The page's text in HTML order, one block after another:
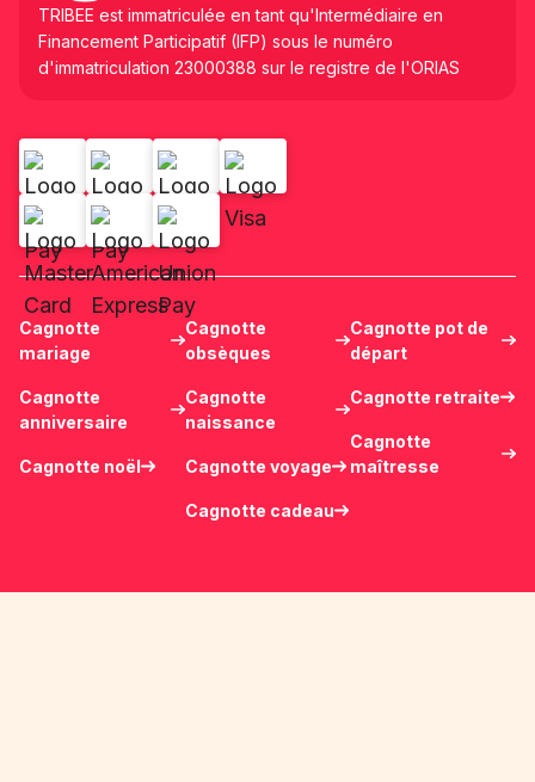
TRIBEE est immatriculée en tant qu'Intermédiaire en
Financement Participatif (IFP) sous le numéro
d'immatriculation 23000388 sur le registre de l'ORIAS
Cagnotte
mariage
Cagnotte
anniversaire
Cagnotte noël
Cagnotte
obsèques
Cagnotte
naissance
Cagnotte voyage
Cagnotte cadeau
Cagnotte pot de
départ
Cagnotte retraite
Cagnotte
maîtresse